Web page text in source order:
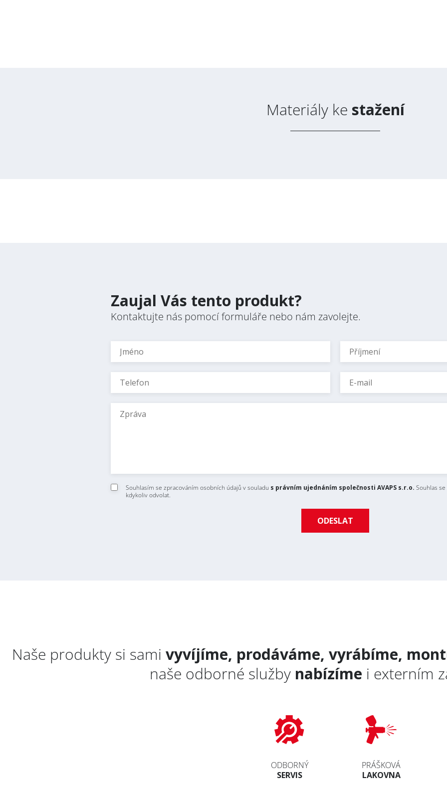
Materiály ke stažení
Zaujal Vás tento produkt?
Kontaktujte nás pomocí formuláře nebo nám zavolejte.
Souhlasím se zpracováním osobních údajů v souladu s právním ujednáním společnosti AVAPS s.r.o. Souhlas
kdykoliv odvolat.
Naše produkty si sami vyvíjíme, prodáváme, vyrábíme,
naše odborné služby nabízíme i externím
ODBORNÝ
SERVIS
PRÁŠKOVÁ
LAKOVNA